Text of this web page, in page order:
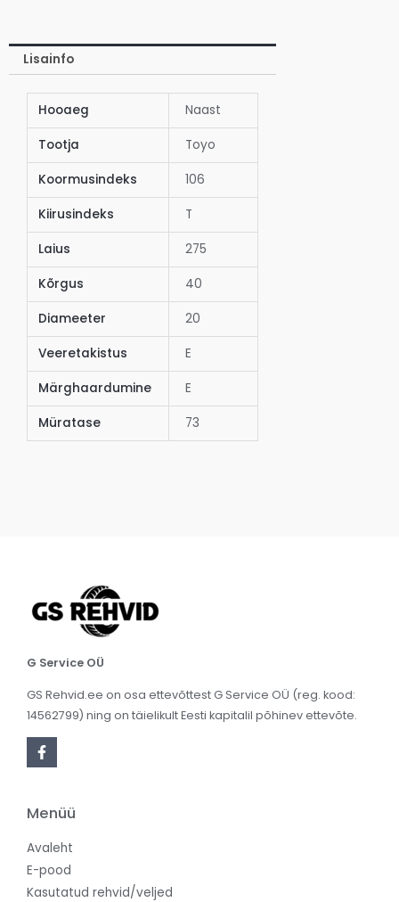
Lisainfo
Hooaeg Naast
Tootja Toyo
Koormusindeks 106
Kiirusindeks T
Laius 275
Kõrgus 40
Diameeter 20
Veeretakistus E
Märghaardumine E
Müratase 73
G Service OÜ
GS Rehvid.ee on osa ettevõttest G Service OÜ (reg. kood:
14562799) ning on täielikult Eesti kapitalil põhinev ettevõte.
Menüü
Avaleht
E-pood
Kasutatud rehvid/veljed